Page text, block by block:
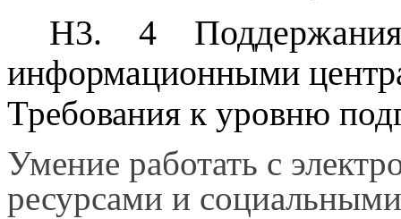
Н3. 4 Поддержания
информационными
Требования к уровню
Умение работать с
ресурсами и